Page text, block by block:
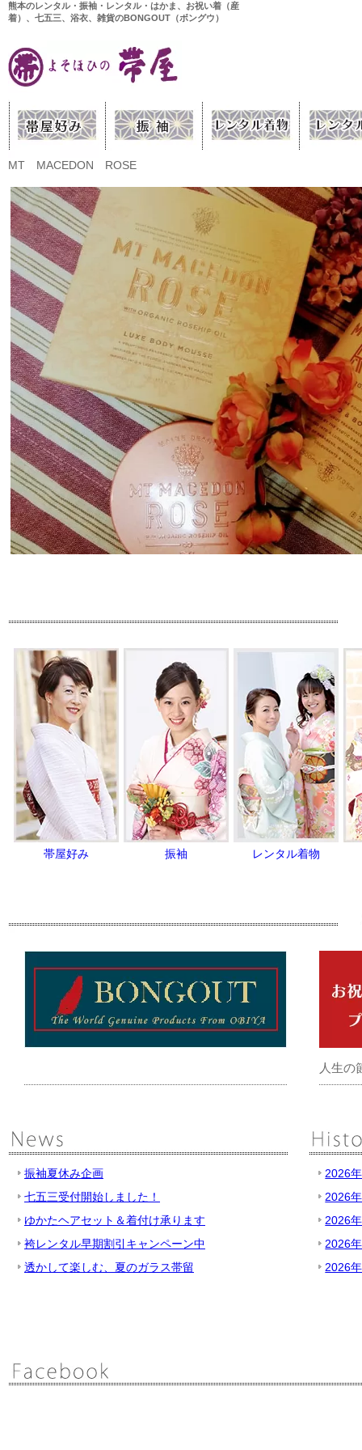
熊本のレンタル・振袖・レンタル・はかま、お祝い着（産
着）、七五三、浴衣、雑貨のBONGOUT（ボングウ）
MT MACEDON ROSE
帯屋好み 振袖 レンタル着物
人生の
振袖夏休み企画
七五三受付開始しました！
ゆかたヘアセット＆着付け承ります
袴レンタル早期割引キャンペーン中
透かして楽しむ、夏のガラス帯留
2026
2026
2026
2026
2026